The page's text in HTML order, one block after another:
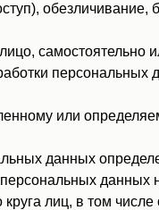
обезличивание,
самостоятельно
или
данных
данных
лиц, в том